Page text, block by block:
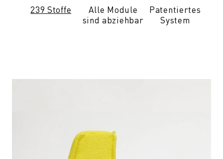
239 Stoffe
Alle Module
sind abziehbar
Patentiertes
System